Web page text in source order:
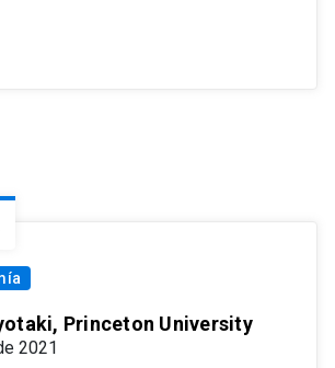
Princeton University
2021